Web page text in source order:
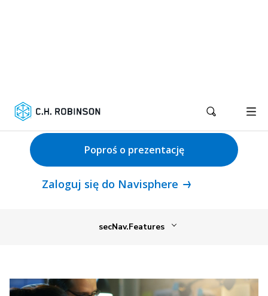
swojej firmie być o krok do przodu.
Poproś o prezentację
Zaloguj się do Navisphere
secNav.Features